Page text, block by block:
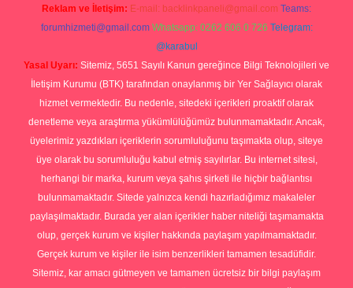
Reklam ve İletişim: E-mail: backlinkpaneli@gmail.com Teams:
forumhizmeti@gmail.com Whatsapp: 0262 606 0 726 Telegram:
@karabul
Yasal Uyarı: Sitemiz, 5651 Sayılı Kanun gereğince Bilgi Teknolojileri ve
İletişim Kurumu (BTK) tarafından onaylanmış bir Yer Sağlayıcı olarak
hizmet vermektedir. Bu nedenle, sitedeki içerikleri proaktif olarak
denetleme veya araştırma yükümlülüğümüz bulunmamaktadır. Ancak,
üyelerimiz yazdıkları içeriklerin sorumluluğunu taşımakta olup, siteye
üye olarak bu sorumluluğu kabul etmiş sayılırlar. Bu internet sitesi,
herhangi bir marka, kurum veya şahıs şirketi ile hiçbir bağlantısı
bulunmamaktadır. Sitede yalnızca kendi hazırladığımız makaleler
paylaşılmaktadır. Burada yer alan içerikler haber niteliği taşımamakta
olup, gerçek kurum ve kişiler hakkında paylaşım yapılmamaktadır.
Gerçek kurum ve kişiler ile isim benzerlikleri tamamen tesadüfidir.
Sitemiz, kar amacı gütmeyen ve tamamen ücretsiz bir bilgi paylaşım